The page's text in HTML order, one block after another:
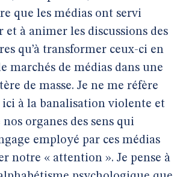
que les médias ont servi
à animer les discussions des
qu’à transformer ceux-ci en
marchés de médias dans une
de masse. Je ne me réfère
ici à la banalisation violente et
organes des sens qui
employé par ces médias
notre « attention ». Je pense à